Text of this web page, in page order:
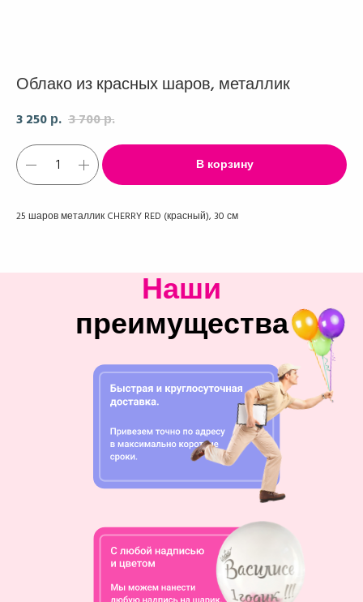
Облако из красных шаров, металлик
3 250 р. 3 700р.
В корзину
25 шаров металлик CHERRY RED (красный), 30 см
Наши
преимущества